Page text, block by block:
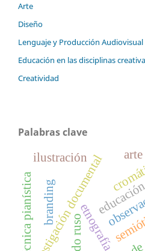
Arte
Diseño
Lenguaje y Producción Audiovisual
Educación en las disciplinas
Creatividad
Palabras clave
etnografía
investigación documental
ilustración
técnica pianística branding